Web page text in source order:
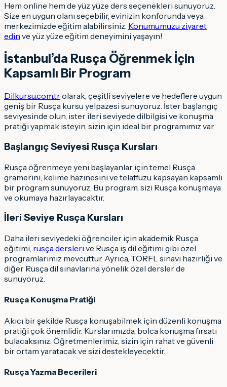
Hem online hem de yüz yüze ders seçenekleri sunuyoruz.
Size en uygun olanı seçebilir, evinizin konforunda veya
merkezimizde eğitim alabilirsiniz. Konumumuzu ziyaret
edin ve yüz yüze eğitim deneyimini yaşayın!
İstanbul’da Rusça Öğrenmek İçin
Kapsamlı Bir Program
Dilkursu.com.trolarak, çeşitli seviyelere ve hedeflere uygun
geniş bir Rusça kursu yelpazesi sunuyoruz. İster başlangıç
seviyesinde olun, ister ileri seviyede dilbilgisi ve konuşma
pratiği yapmak isteyin, sizin için ideal bir programımız var.
Başlangıç Seviyesi Rusça Kursları
Rusça öğrenmeye yeni başlayanlar için temel Rusça
gramerini, kelime hazinesini ve telaffuzu kapsayan kapsamlı
bir program sunuyoruz. Bu program, sizi Rusça konuşmaya
ve okumaya hazırlayacaktır.
İleri Seviye Rusça Kursları
Daha ileri seviyedeki öğrenciler için akademik Rusça
eğitimi, rusça dersleri ve Rusça iş dil eğitimi gibi özel
programlarımız mevcuttur. Ayrıca, TORFL sınavı hazırlığı ve
diğer Rusça dil sınavlarına yönelik özel dersler de
sunuyoruz.
Rusça Konuşma Pratiği
Akıcı bir şekilde Rusça konuşabilmek için düzenli konuşma
pratiği çok önemlidir. Kurslarımızda, bolca konuşma fırsatı
bulacaksınız. Öğretmenlerimiz, sizin için rahat ve güvenli
bir ortam yaratacak ve sizi destekleyecektir.
Rusça Yazma Becerileri